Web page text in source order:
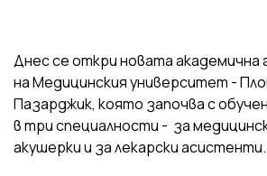
Днес се откри новата академична
на Медицинския университет -
Пазарджик, която започва с
в три специалности - за
акушерки и за лекарски асистенти.